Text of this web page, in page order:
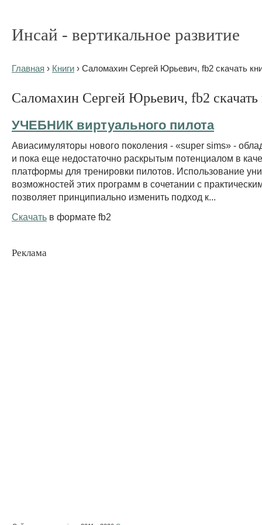
Инсай - вертикальное развитие
Главная › Книги › Саломахин Сергей Юрьевич, fb2 скачать
Саломахин Сергей Юрьевич, fb2 скачать
УЧЕБНИК виртуального пилота
Авиасимуляторы нового поколения - «super sims» -
и пока еще недостаточно раскрытым потенциалом в
платформы для тренировки пилотов. Использование
возможностей этих программ в сочетании с
позволяет принципиально изменить подход к...
Скачать в формате fb2
Реклама